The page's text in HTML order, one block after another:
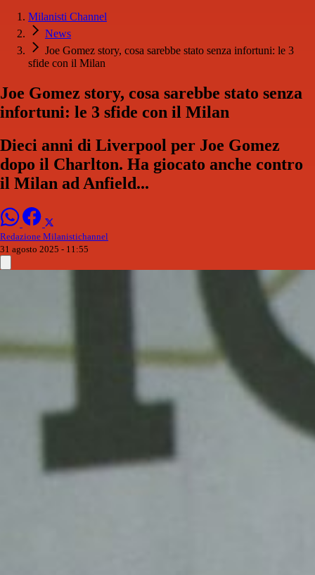
Milanisti Channel
News
Joe Gomez story, cosa sarebbe stato senza infortuni: le 3
sfide con il Milan
Joe Gomez story, cosa sarebbe stato senza
infortuni: le 3 sfide con il Milan
Dieci anni di Liverpool per Joe Gomez
dopo il Charlton. Ha giocato anche contro
il Milan ad Anfield...
Redazione Milanistichannel
31 agosto 2025 - 11:55